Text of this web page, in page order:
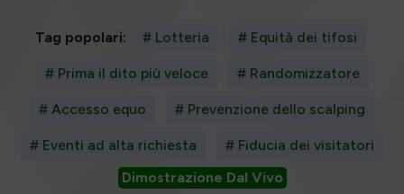
Tag popolari: # Lotteria # Equità dei tifosi
# Prima il dito più veloce # Randomizzatore
# Accesso equo # Prevenzione dello scalping
# Eventi ad alta richiesta
# Fiducia dei visitatori
Dimostrazione Dal Vivo